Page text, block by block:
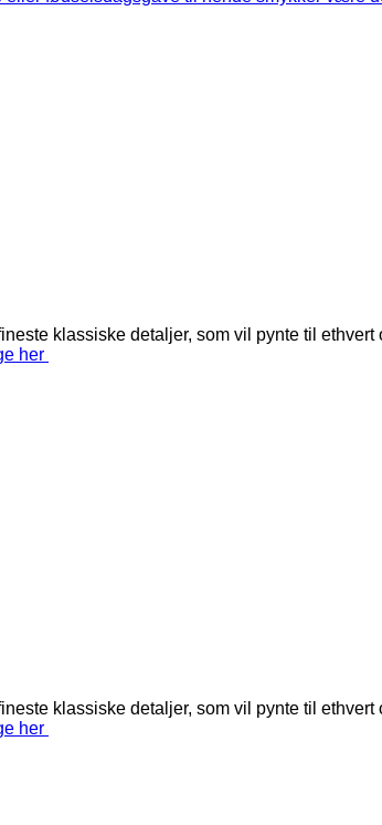
klassiske detaljer, som vil pynte til
her
klassiske detaljer, som vil pynte til
her